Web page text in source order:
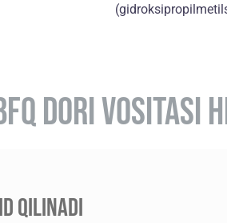
DORI VOSITASI
QILINADI